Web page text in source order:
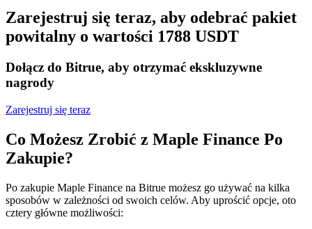
Zarejestruj się teraz, aby odebrać pakiet
powitalny o wartości 1788 USDT
Dołącz do Bitrue, aby otrzymać ekskluzywne
nagrody
Zarejestruj się teraz
Co Możesz Zrobić z Maple Finance Po
Zakupie?
Po zakupie Maple Finance na Bitrue możesz go używać na kilka
sposobów w zależności od swoich celów. Aby uprościć opcje, oto
cztery główne możliwości: